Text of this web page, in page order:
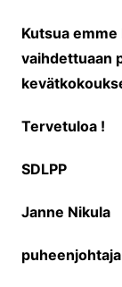
Kutsua
vaihdettuaan
Tervetuloa !
SDLPP
Janne Nikula
puheenjohtaja